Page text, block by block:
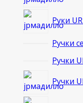
Руки
Ручки
Ручки
Ручки